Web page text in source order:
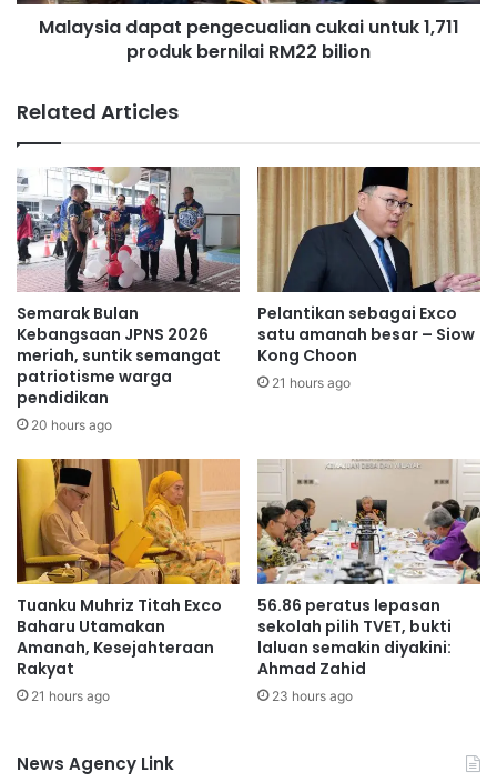
e
m
a
n
g
u
n
n
D
U
N
J
r
a
m
P
a
d
a
n
g
b
e
m
p
e
n
g
e
c
u
a
l
i
a
n
c
u
a
i
u
n
u
k
1
,
7
1
r
Malaysia dapat pengecualian cukai untuk 1,711
produk bernilai RM22 bilion
Related Articles
Semarak Bulan
Kebangsaan JPNS 2026
meriah, suntik semangat
patriotisme warga
pendidikan
20 hours ago
Pelantikan sebagai Exco
satu amanah besar – Siow
Kong Choon
21 hours ago
Tuanku Muhriz Titah Exco
Baharu Utamakan
Amanah, Kesejahteraan
Rakyat
21 hours ago
56.86 peratus lepasan
sekolah pilih TVET, bukti
laluan semakin diyakini:
Ahmad Zahid
23 hours ago
News Agency Link